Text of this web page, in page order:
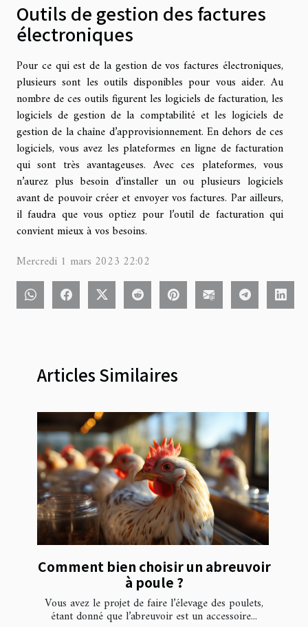
Outils de gestion des factures
électroniques
Pour ce qui est de la gestion de vos factures électroniques,
plusieurs sont les outils disponibles pour vous aider. Au
nombre de ces outils figurent les logiciels de facturation, les
logiciels de gestion de la comptabilité et les logiciels de
gestion de la chaîne d’approvisionnement. En dehors de ces
logiciels, vous avez les plateformes en ligne de facturation
qui sont très avantageuses. Avec ces plateformes, vous
n’aurez plus besoin d’installer un ou plusieurs logiciels
avant de pouvoir créer et envoyer vos factures. Par ailleurs,
il faudra que vous optiez pour l’outil de facturation qui
convient mieux à vos besoins.
Mercredi 1 mars 2023 22:02
Articles Similaires
Comment bien choisir un abreuvoir
à poule ?
Vous avez le projet de faire l’élevage des poulets,
étant donné que l’abreuvoir est un accessoire...